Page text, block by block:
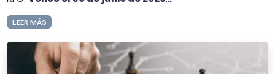
LEER MÁS